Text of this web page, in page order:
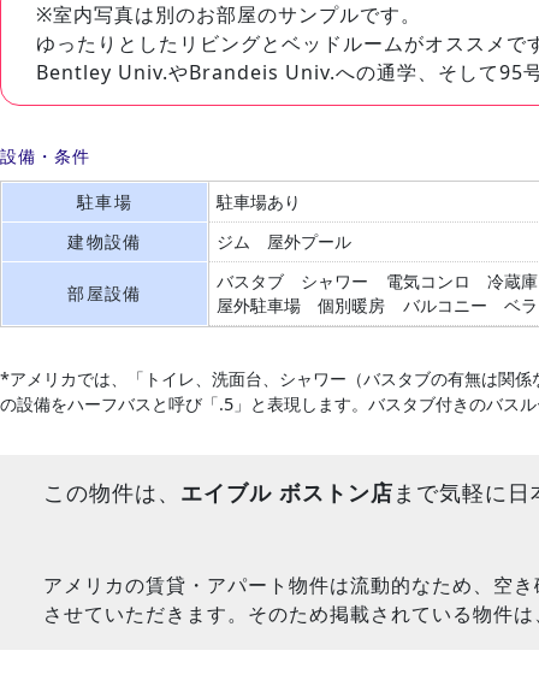
※室内写真は別のお部屋のサンプルです。
ゆったりとしたリビングとベッドルームがオススメ
Bentley Univ.やBrandeis Univ.への通学、そして95
設備・条件
駐車場
駐車場あり
建物設備
ジム 屋外プール
部屋設備
バスタブ シャワー 電気コンロ
冷蔵庫
屋外駐車場
個別暖房 バルコニー ベ
*アメリカでは、「トイレ、洗面台、シャワー（バスタブの有無は関
の設備をハーフバスと呼び「.5」と表現します。バスタブ付きのバス
この物件は、 エイブル ボストン店 まで気軽に
アメリカの賃貸・アパート物件は流動的なため、空
させていただきます。そのため掲載されている物件